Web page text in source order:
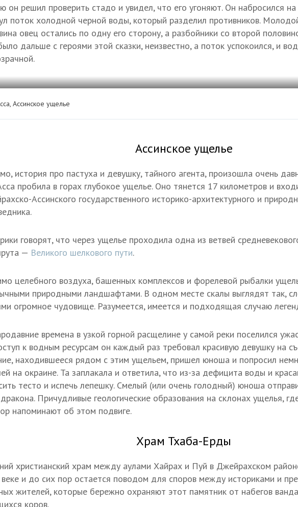
он решил проверить стадо и увидел, что его угоняют. Он набросился на
поток холодной черной воды, который разделил противников.
овец остались по одну его сторону, а разбойники со второй
дальше с героями этой сказки, неизвестно, а поток успокоился, и
Ассинское ущелье
Ассинское ущелье
история про пастуха и девушку, тайного агента, произошла очень
пробила в горах глубокое ущелье. Оно тянется 17 километров и
Ассинского государственного историко-архитектурного и
говорят, что через ущелье проходила одна из ветвей
— Великого шелкового пути.
целебного воздуха, башенных комплексов и форелевой рыбалки
природными ландшафтами. В одном месте скалы выглядят так,
огромное чудовище. Разумеется, имеется и подходящая случаю
времена в узкой горной расщелине у самой реки поселился
к водным ресурсам он каждый раз требовал красивую девушку на
находившееся рядом с этим ущельем, пришел юноша и попросил
на окраине. Та заплакала и ответила, что из-за дефицита воды и
тесто и испечь лепешку. Смелый (или очень голодный) юноша
Причудливые геологические образования на склонах ущелья,
напоминают об этом подвиге.
Храм Тхаба-Ерды
христианский храм между аулами Хайрах и Пуй в Джейрахском
веке и до сих пор остается поводом для споров между историками и
жителей, которые бережно охраняют этот памятник от набегов
коров.